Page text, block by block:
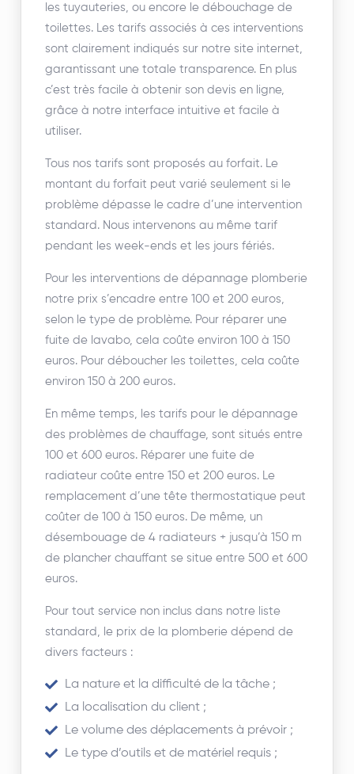
les tuyauteries, ou encore le débouchage de
toilettes. Les tarifs associés à ces interventions
sont clairement indiqués sur notre site internet,
garantissant une totale transparence. En plus
c’est très facile à obtenir son devis en ligne,
grâce à notre interface intuitive et facile à
utiliser.
Tous nos tarifs sont proposés au forfait. Le
montant du forfait peut varié seulement si le
problème dépasse le cadre d’une intervention
standard. Nous intervenons au même tarif
pendant les week-ends et les jours fériés.
Pour les interventions de dépannage plomberie
notre prix s’encadre entre 100 et 200 euros,
selon le type de problème. Pour réparer une
fuite de lavabo, cela coûte environ 100 à 150
euros. Pour déboucher les toilettes, cela coûte
environ 150 à 200 euros.
En même temps, les tarifs pour le dépannage
des problèmes de chauffage, sont situés entre
100 et 600 euros. Réparer une fuite de
radiateur coûte entre 150 et 200 euros. Le
remplacement d’une tête thermostatique peut
coûter de 100 à 150 euros. De même, un
désembouage de 4 radiateurs + jusqu’à 150 m
de plancher chauffant se situe entre 500 et 600
euros.
Pour tout service non inclus dans notre liste
standard, le prix de la plomberie dépend de
divers facteurs :
La nature et la difficulté de la tâche ;
La localisation du client ;
Le volume des déplacements à prévoir ;
Le type d’outils et de matériel requis ;